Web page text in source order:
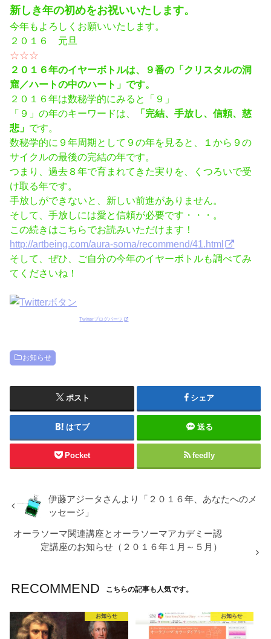
新しき年の初めをお祝いいたします。
今年もよろしくお願いいたします。
２０１６ 元旦
☆☆☆
２０１６年のイヤーボトルは、９番の「クリスタルの洞
窟／ハートの中のハート」です。
２０１６年は数秘学的にみると「９」
「９」の年のキーワードは、
「完結、手放し、信頼、慈
悲」 です。
数秘学的に９年周期として９の年を見ると、１から９の
サイクルの最後の完結の年です。
つまり、過去８年で育まれてきた実りを、くつろいで受
け取る年です。
手放しができないと、新しい前進がありません。
そして、手放しには愛と信頼が必要です・・・。
この続きはこちらでお読みいただけます！
http://artbeing.com/aura-soma/recommend/41.html
そして、ぜひ、ご自分の今年のイヤーボトルも調べてみ
てくださいね！
Twitterブログパーツ
お知らせ
ポスト シェア
はてブ 送る
Pocket feedly
伊藤アジータさんより「２０１６年、あなたへのメ
ッセージ」
オーラソーマ関連講座とオーラソーマアカデミー認
定講座のお知らせ（２０１６年１月～５月）
RECOMMEND こちらの記事も人気です。
お知らせ お知らせ